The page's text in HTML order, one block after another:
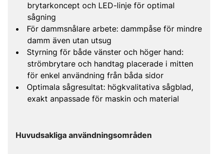
brytarkoncept och LED-linje för optimal
sågning
För dammsnålare arbete: dammpåse för mindre
damm även utan utsug
Styrning för både vänster och höger hand:
strömbrytare och handtag placerade i mitten
för enkel användning från båda sidor
Optimala sågresultat: högkvalitativa sågblad,
exakt anpassade för maskin och material
Huvudsakliga användningsområden